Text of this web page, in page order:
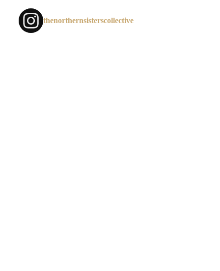
thenorthernsisterscollective